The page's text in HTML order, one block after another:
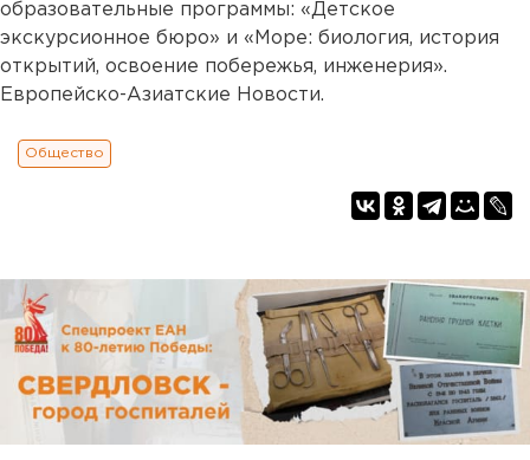
образовательные программы: «Детское
экскурсионное бюро» и «Море: биология, история
открытий, освоение побережья, инженерия».
Европейско-Азиатские Новости.
Общество